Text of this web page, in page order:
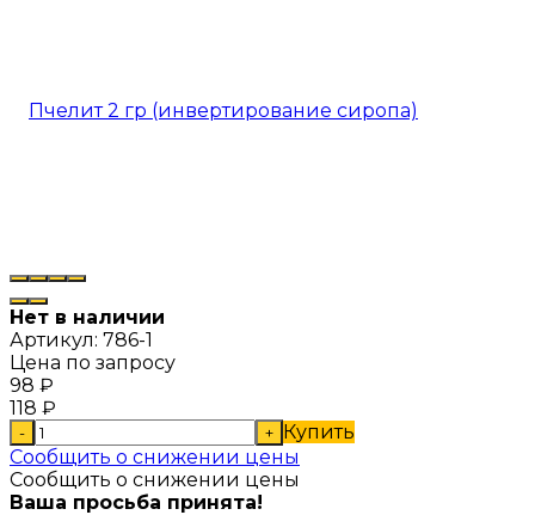
Нет в наличии
Артикул: 786-1
Цена по запросу
98 ₽
118 ₽
- + Купить
Сообщить о снижении цены
Сообщить о снижении цены
Ваша просьба принята!